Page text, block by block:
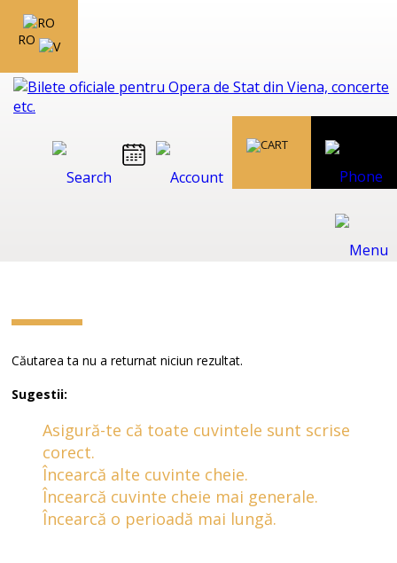
RO
Căutarea ta nu a returnat niciun rezultat.
Sugestii:
Asigură-te că toate cuvintele sunt scrise
corect.
Încearcă alte cuvinte cheie.
Încearcă cuvinte cheie mai generale.
Încearcă o perioadă mai lungă.